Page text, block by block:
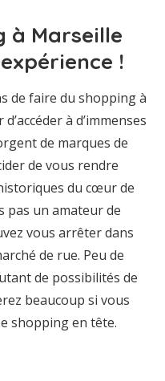
à Marseille
!
de faire du shopping à
à d’immenses
de marques de
de vous rendre
du cœur de
pas un amateur de
vous arrêter dans
de rue. Peu de
de possibilités de
beaucoup si vous
shopping en tête.